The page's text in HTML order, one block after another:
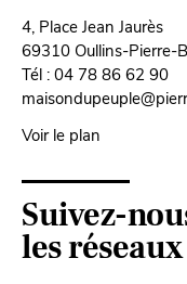
4, Place Jean Jaurès
69310 Oullins-Pierre-
Tél : 04 78 86 62 90
Voir le plan
Suivez-
les